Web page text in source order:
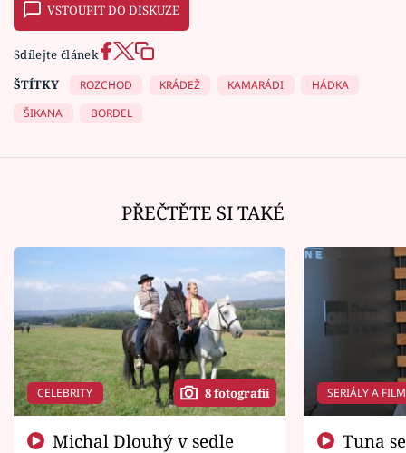
VSTOUPIT DO DISKUZE
Sdílejte článek
ŠTÍTKY
ROZCHOD KRÁDEŽ KAMARÁDI
HÁDKA
ŠIKANA
BORDEL
PŘEČTĚTE SI TAKÉ
CELEBRITY 8 fotografií SERIÁLY A